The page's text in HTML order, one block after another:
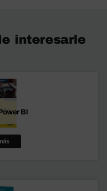
interesarle
BI